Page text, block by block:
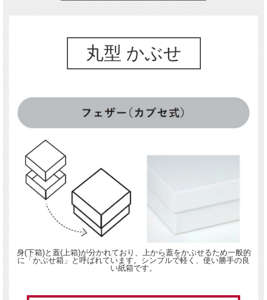
丸型 かぶせ
身(下箱)と蓋(上箱)が分かれており、上から蓋をかぶせるため一般的
に「かぶせ箱」と呼ばれています。シンプルで軽く、使い勝手の良
い紙箱です。